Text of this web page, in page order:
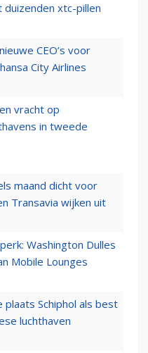
duizenden xtc-pillen
CEO’s voor
City Airlines
vracht op
in tweede
maand dicht voor
Transavia wijken uit
Washington Dulles
Mobile Lounges
Schiphol als best
luchthaven